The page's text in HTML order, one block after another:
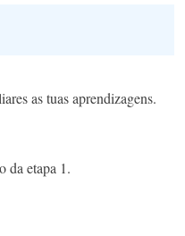
as tuas aprendizagens.
da etapa 1.